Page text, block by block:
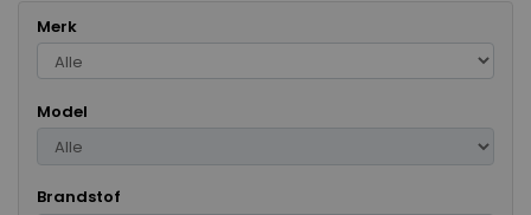
Merk
Model
Brandstof